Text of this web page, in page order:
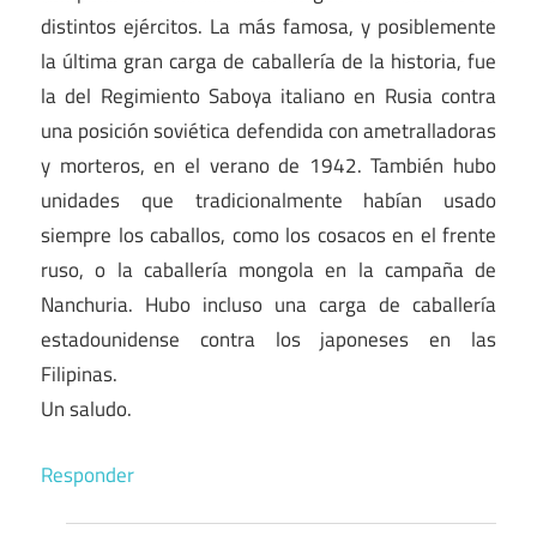
distintos ejércitos. La más famosa, y posiblemente
la última gran carga de caballería de la historia, fue
la del Regimiento Saboya italiano en Rusia contra
una posición soviética defendida con ametralladoras
y morteros, en el verano de 1942. También hubo
unidades que tradicionalmente habían usado
siempre los caballos, como los cosacos en el frente
ruso, o la caballería mongola en la campaña de
Nanchuria. Hubo incluso una carga de caballería
estadounidense contra los japoneses en las
Filipinas.
Un saludo.
Responder